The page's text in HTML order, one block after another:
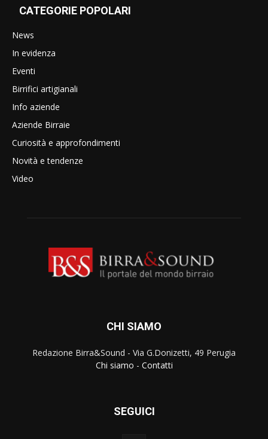
CATEGORIE POPOLARI
News
In evidenza
Eventi
Birrifici artigianali
Info aziende
Aziende Birraie
Curiosità e approfondimenti
Novità e tendenze
Video
CHI SIAMO
Redazione Birra&Sound - Via G.Donizetti, 49 Perugia
Chi siamo - Contatti
SEGUICI